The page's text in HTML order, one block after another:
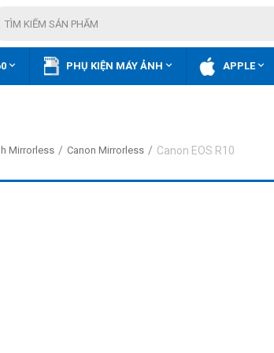
 PHỤ KIỆN MÁY ẢNH  APPLE
Mirrorless / Canon Mirrorless / Canon EOS R10